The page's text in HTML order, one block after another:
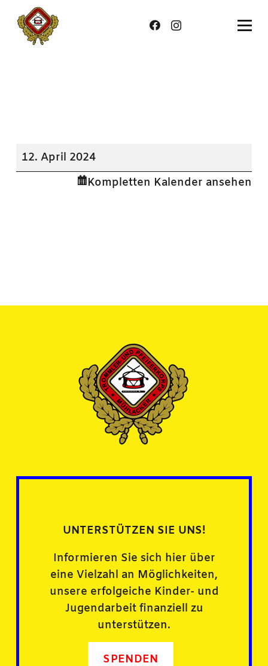
Generalversammlung
12. April 2024
Kompletten Kalender ansehen
UNTERSTÜTZEN SIE UNS!
Informieren Sie sich hier über
eine Vielzahl an Möglichkeiten,
unsere erfolgeiche Kinder- und
Jugendarbeit finanziell zu
unterstützen.
SPENDEN